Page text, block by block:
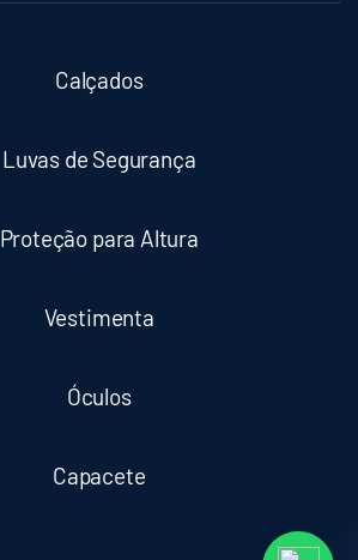
Calçados
Luvas de Segurança
Proteção para Altura
Vestimenta
Óculos
Capacete